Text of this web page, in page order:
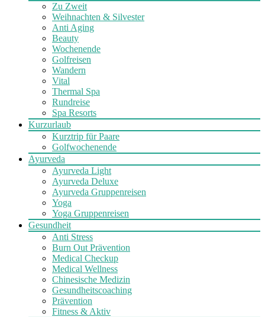
Zu Zweit
Weihnachten & Silvester
Anti Aging
Beauty
Wochenende
Golfreisen
Wandern
Vital
Thermal Spa
Rundreise
Spa Resorts
Kurzurlaub
Kurztrip für Paare
Golfwochenende
Ayurveda
Ayurveda Light
Ayurveda Deluxe
Ayurveda Gruppenreisen
Yoga
Yoga Gruppenreisen
Gesundheit
Anti Stress
Burn Out Prävention
Medical Checkup
Medical Wellness
Chinesische Medizin
Gesundheitscoaching
Prävention
Fitness & Aktiv